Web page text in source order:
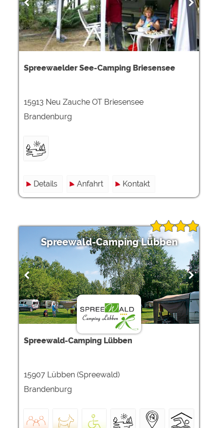
Spreewaelder See-Camping Briesensee
15913 Neu Zauche OT Briesensee
Brandenburg
Details Anfahrt Kontakt
Spreewald-Camping Lübben
Spreewald-Camping Lübben
15907 Lübben (Spreewald)
Brandenburg